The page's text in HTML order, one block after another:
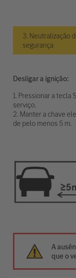
3. Neutralização
segurança
Desligar a ignição:
1. Pressionar a tecla
serviço.
2. Manter a chave
de pelo menos 5 m.
A
que o